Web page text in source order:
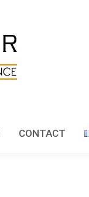
CONTACT